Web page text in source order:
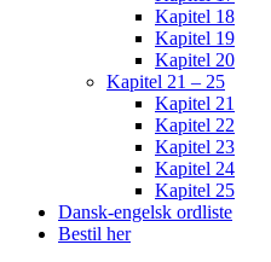
Kapitel 18
Kapitel 19
Kapitel 20
Kapitel 21 – 25
Kapitel 21
Kapitel 22
Kapitel 23
Kapitel 24
Kapitel 25
Dansk-engelsk ordliste
Bestil her